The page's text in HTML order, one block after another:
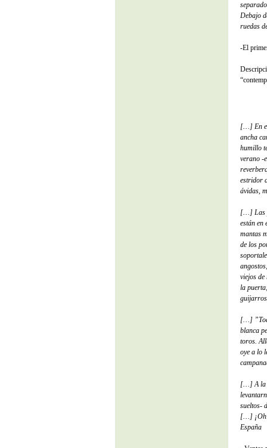
Debajo
ruedas
-El
[…] En el
ancha
humillo
verano -
estridor
ávidas,
[…] Las
están en
mantas
de los
viejos
la
[…]
blanca
toros.
oye a lo
[…] A la
sueltos-
[…] ¡Oh
España